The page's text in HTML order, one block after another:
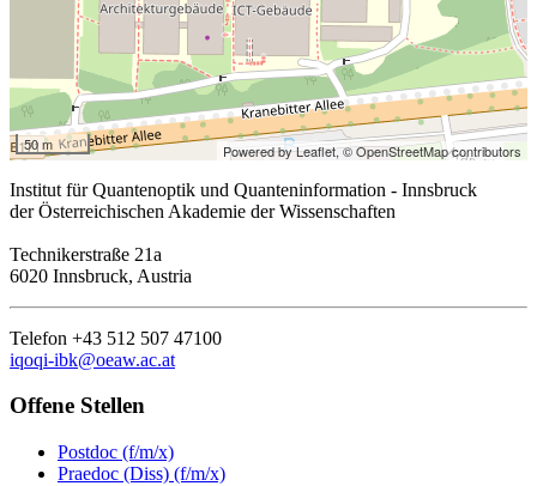
50 m Powered by Leaflet,© OpenStreetMap contributors
Institut für Quantenoptik und Quanteninformation - Innsbruck
der Österreichischen Akademie der Wissenschaften
Technikerstraße 21a
6020 Innsbruck, Austria
Telefon +43 512 507 47100
iqoqi-ibk@oeaw.ac.at
Offene Stellen
Postdoc (f/m/x)
Praedoc (Diss) (f/m/x)